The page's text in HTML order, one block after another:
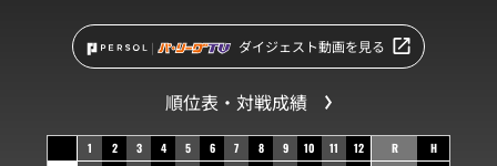
ダイジェスト動画を見る
順位表・対戦成績
1 2 3 4 5 6 7 8 9 10 11 12 R H